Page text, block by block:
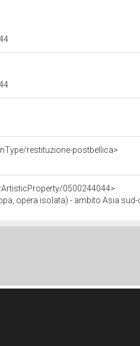
restituzione-postbellica>
0500244044>
opera isolata) - ambito Asia sud-